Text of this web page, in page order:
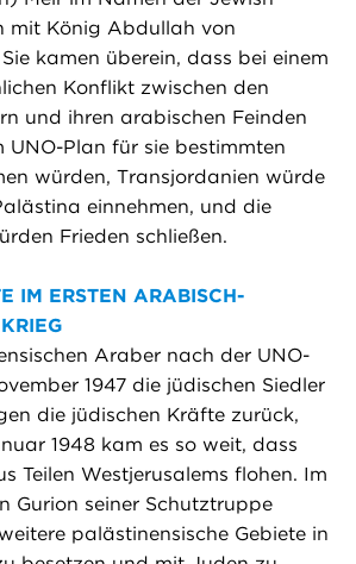
mit König Abdullah von
kamen überein, dass bei einem
Konflikt zwischen den
und ihren arabischen Feinden
UNO-Plan für sie bestimmten
würden, Transjordanien würde
einnehmen, und die
Frieden schließen.
IM ERSTEN ARABISCH-
Araber nach der UNO-
1947 die jüdischen Siedler
die jüdischen Kräfte zurück,
1948 kam es so weit, dass
Teilen Westjerusalems flohen. Im
Gurion seiner Schutztruppe
palästinensische Gebiete in